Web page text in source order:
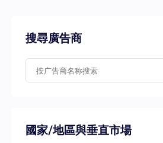
搜尋廣告商
國家/地區與垂直市場